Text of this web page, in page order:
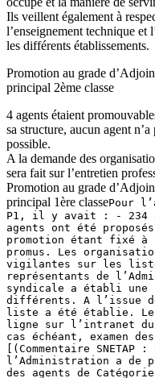
Ils veillent également à
l’enseignement technique et
les différents établissements.
Promotion au grade
principal 2ème classe
4 agents étaient
sa structure, aucun agent
possible.
A la demande des
sera fait sur l’entretien
Promotion au grade
principal 1ère classePour
P1, il y avait : - 234
agents ont été
promotion étant fixé à
promus. Les
vigilantes sur les
représentants de
syndicale a établi
différents. A l’issue
liste a été établie.
ligne sur l’intranet du
cas échéant, examen
[(Commentaire SNETAP
l’Administration a de
des agents de